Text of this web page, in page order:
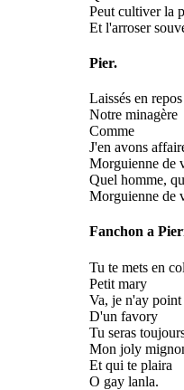
Peut cultiver la
Et l'arroser
Pier.
Laissés en repos
Notre minagère
Comme
J'en avons
Morguienne de
Quel homme,
Morguienne de
Fanchon a
Tu te mets en
Petit mary
Va, je n'ay
D'un favory
Tu seras
Mon joly
Et qui te plaira
O gay lanla.